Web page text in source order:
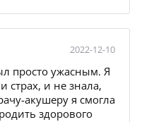
2022-12-10
просто ужасным. Я
страх, и не знала,
акушеру я смогла
здорового